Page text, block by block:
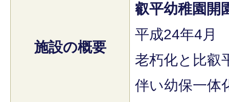
施設の概要
叡平幼稚園開
平成24年4月
老朽化と比叡
伴い幼保一体